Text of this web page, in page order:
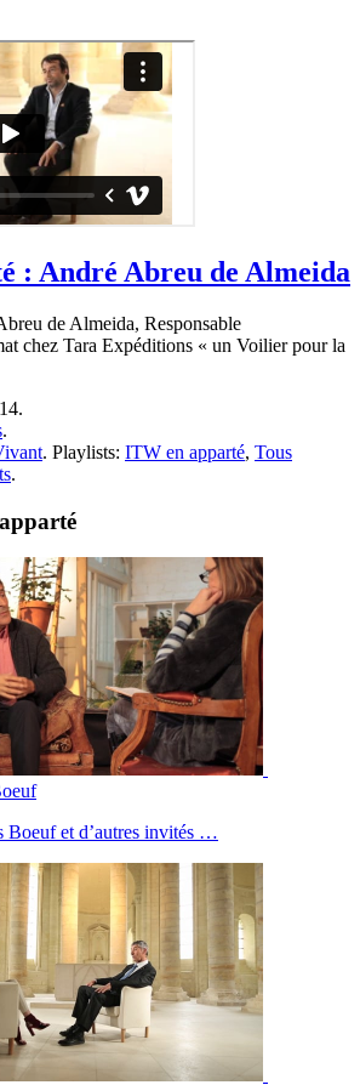
: André Abreu de Almeida
de Almeida, Responsable
chez Tara Expéditions « un Voilier pour la
.
. Playlists: ITW en apparté, Tous
.
Boeuf et d’autres invités …